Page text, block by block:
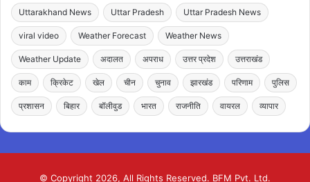
Uttarakhand News Uttar Pradesh Uttar Pradesh News
viral video Weather Forecast Weather News
Weather Update अदालत अपराध उत्तर प्रदेश उत्तराखंड
काम क्रिकेट खेल चीन चुनाव झारखंड परिणाम पुलिस
प्रशासन बिहार बॉलीवुड भारत राजनीति वायरल व्यापार
© Copyright 2026, All Rights Reserved. BFM Pvt. Ltd.